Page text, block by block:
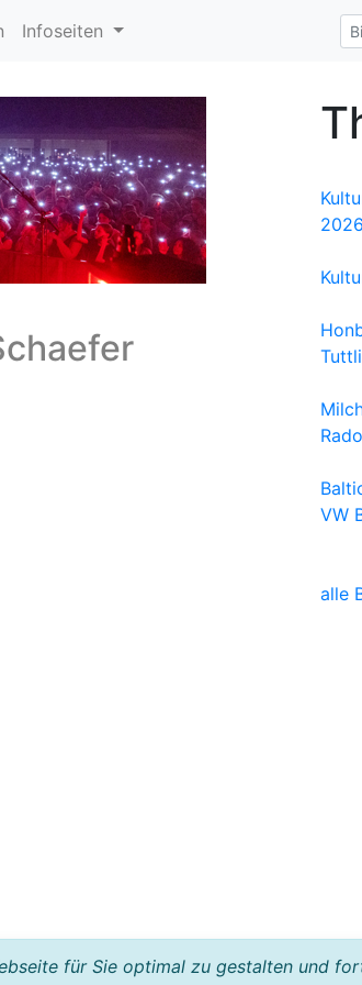
Infoseiten
2026
VW
alle
für Sie optimal zu gestalten und